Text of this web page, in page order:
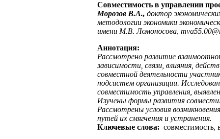
Совместимость в управлении
Морозов В.А., доктор
методологии экономики
имени М.В. Ломоносова,
Аннотация:
Рассмотрено развитие
зависимости, связи, влияния,
совместной деятельности
подсистем организации.
совместимость управления,
Изучены формы развития
Рассмотрены условия
путей их смягчения и устранения.
Ключевые слова: совместимость,